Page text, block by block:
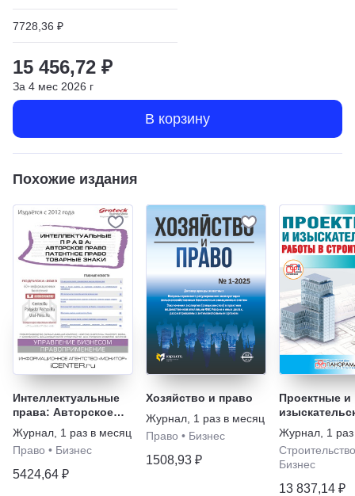
7728,36 ₽
15 456,72 ₽
За 4 мес 2026 г
В корзину
Похожие издания
Интеллектуальные
права: Авторское
право. Патентное
право. Товарные
знаки
Журнал 1 раз в месяц
Право • Бизнес
5424,64 ₽
Хозяйство и право
Журнал 1 раз в месяц
Право • Бизнес
1508,93 ₽
Проектные и
работы в
Журнал 1
Строительство
Бизнес
13 837,14 ₽